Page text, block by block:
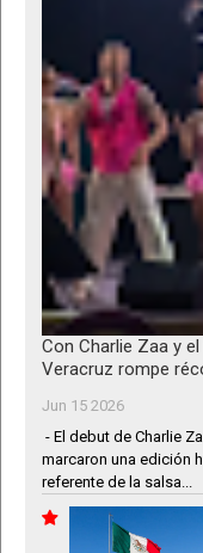
Con Charlie Zaa y
Veracruz rompe
Jun 15 2026
- El debut de Charlie
marcaron una edición
referente de la salsa...